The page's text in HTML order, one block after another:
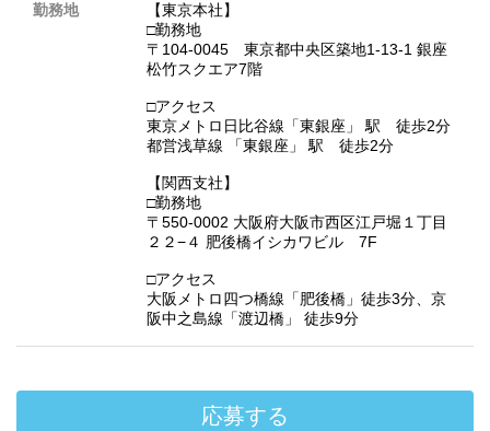
勤務地
【東京本社】
□勤務地
〒104-0045 東京都中央区築地1-13-1 銀座
松竹スクエア7階
□アクセス
東京メトロ日比谷線「東銀座」 駅 徒歩2分
都営浅草線 「東銀座」 駅 徒歩2分
【関西支社】
□勤務地
〒550-0002 大阪府大阪市西区江戸堀１丁目
２２−４ 肥後橋イシカワビル 7F
□アクセス
大阪メトロ四つ橋線「肥後橋」徒歩3分、京
阪中之島線「渡辺橋」 徒歩9分
応募する